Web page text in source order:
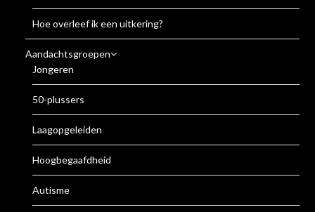
Hoe overleef ik een uitkering?
Aandachtsgroepen
Jongeren
50-plussers
Laagopgeleiden
Hoogbegaafdheid
Autisme